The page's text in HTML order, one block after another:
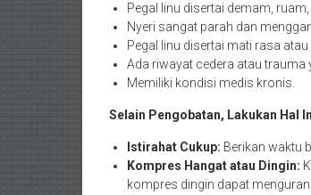
Pegal linu disertai demam,
Nyeri sangat parah dan
Pegal linu disertai mati rasa
Ada riwayat cedera atau trauma
Memiliki kondisi medis kronis.
Selain Pengobatan, Lakukan Hal
Istirahat Cukup: Berikan waktu
Kompres Hangat atau Dingin:
kompres dingin dapat